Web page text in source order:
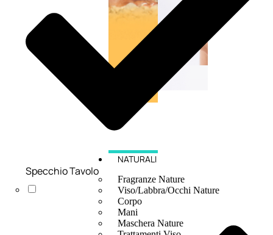
NATURALI
Fragranze Nature
Viso/Labbra/Occhi Nature
Corpo
Mani
Maschera Nature
Specchio Tavolo